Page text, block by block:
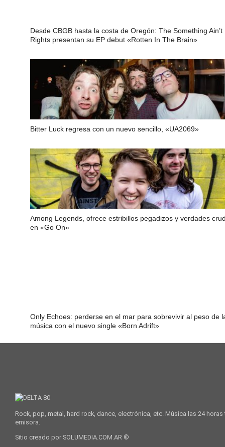
Desde CBGB hasta la costa de Oregón: The Something Ain’t
Rights presentan su EP debut «Rotten In The Brain»
Bitter Luck regresa con un nuevo sencillo, «UA2069»
Among Legends, ofrece estribillos pegadizos y verdades
en «Go On»
Only Echoes: perderse en el mar para sobrevivir al peso de
música con el nuevo single «Born Adrift»
Rock, pop, metal, hard rock, dance, electrónica, etc. Música las 24
emisora.
Sitio creado por SOLUMEDIA.COM.AR ©